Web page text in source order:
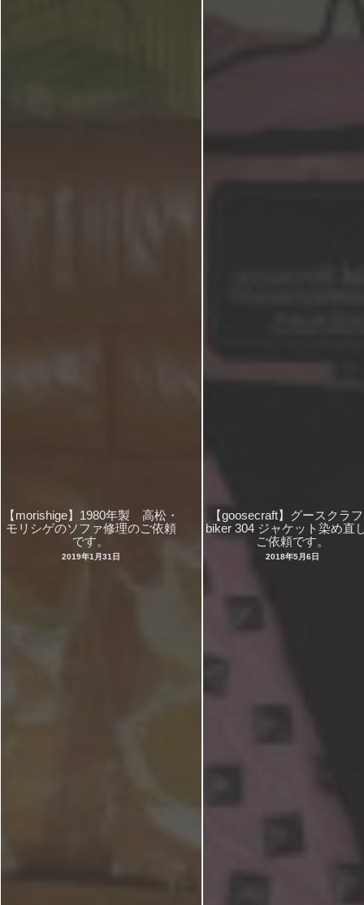
【morishige】1980年製 高松・
モリシゲのソファ修理のご依頼
です。
2019年1月31日
【goosecraft】グースクラ
biker 304 ジャケット染め直
ご依頼です。
2018年5月6日